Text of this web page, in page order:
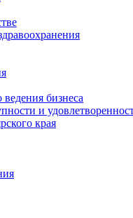
ведения бизнеса
и
края